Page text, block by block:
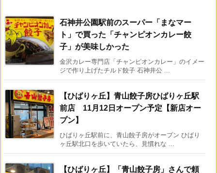
石神井公園駅前のスーパー「まなマー
ト」で買った「チャンピオンカレー餃
子」が美味しかった
金沢カレー専門店「チャンピオンカレー」のイメー
ジで作り上げたチルド餃子 石神井公 ...
【ひばりヶ丘】青山餃子房ひばりヶ丘駅
前店 11月12日オープン予定【新店オー
プン】
ひばりヶ丘駅前に、青山餃子房がオープン ひばり
ヶ丘駅北口を歩いていたら、見慣れな ...
【ひばりヶ丘】「青山餃子房」さんで頼